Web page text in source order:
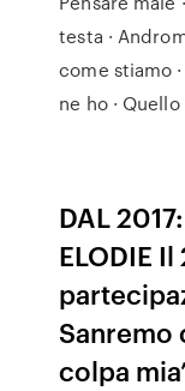
testa ·
come stiamo
ne ho ·
DAL
ELODIE
Sanremo
colpa